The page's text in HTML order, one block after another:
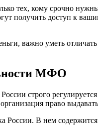
тех, кому срочно
получить доступ к
важно уметь
МФО
строго
право
России. В нем